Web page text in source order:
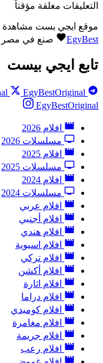
التعليقات مغلقة مؤقتاً
موقع ايجي بست مشاهدة
EgyBest
صنع في مصر
تابع ايجي بيست
EgyBestOriginal
EgyBestOriginal
افلام 2026
مسلسلات 2026
افلام 2025
مسلسلات 2025
افلام 2024
مسلسلات 2024
افلام عربي
افلام أجنبي
افلام هندي
افلام اسيوية
افلام تركي
افلام أكشن
افلام اثارة
افلام دراما
افلام كوميدي
افلام مغامرة
افلام جريمة
افلام رعب